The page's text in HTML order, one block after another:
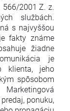
2001 Z. z.
službách.
s najvyššou
fakty známe
žiadne
je
klienta, jeho
spôsobom
ponuku,